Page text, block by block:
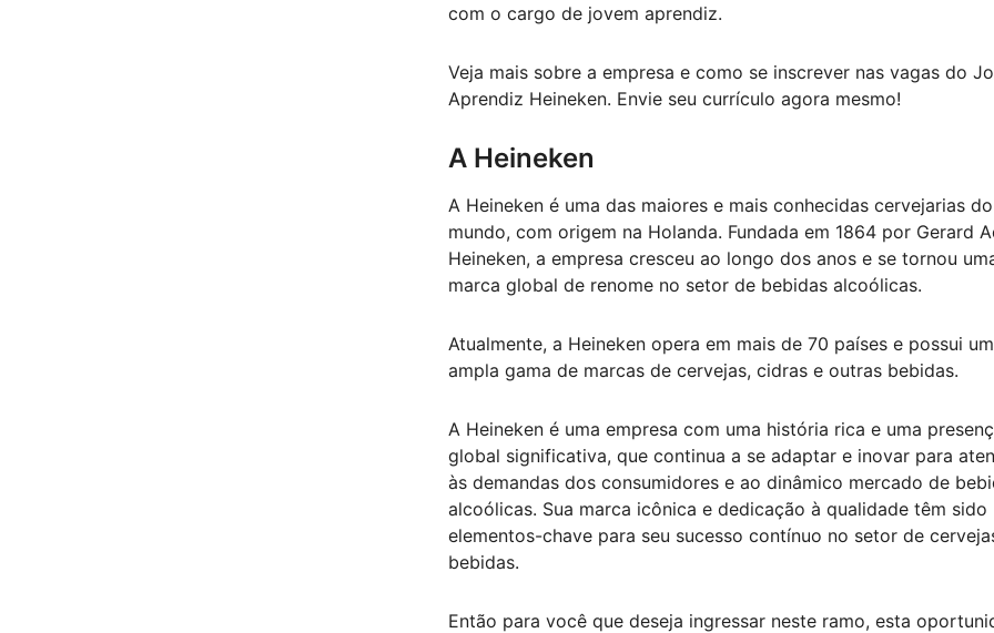
com o cargo de jovem aprendiz.
Veja mais sobre a empresa e como se inscrever nas vagas do
Aprendiz Heineken. Envie seu currículo agora mesmo!
A Heineken
A Heineken é uma das maiores e mais conhecidas cervejarias do
mundo, com origem na Holanda. Fundada em 1864 por Gerard
Heineken, a empresa cresceu ao longo dos anos e se tornou
marca global de renome no setor de bebidas alcoólicas.
Atualmente, a Heineken opera em mais de 70 países e possui
ampla gama de marcas de cervejas, cidras e outras bebidas.
A Heineken é uma empresa com uma história rica e uma
global significativa, que continua a se adaptar e inovar para
às demandas dos consumidores e ao dinâmico mercado de
alcoólicas. Sua marca icônica e dedicação à qualidade têm sido
elementos-chave para seu sucesso contínuo no setor de
bebidas.
Então para você que deseja ingressar neste ramo, esta